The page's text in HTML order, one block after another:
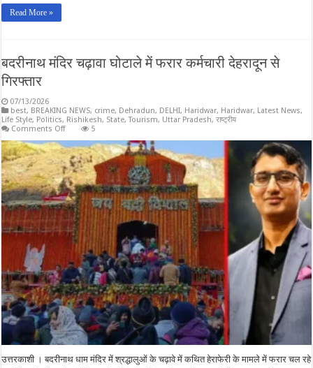
Read More »
बदरीनाथ मंदिर चढ़ावा घोटाले में फरार कर्मचारी देहरादून से
गिरफ्तार
07/13/2026
best, BREAKING NEWS, crime, Dehradun, DELHI, Haridwar, Haridwar, Latest News,
Life Style, Politics, Rishikesh, State,Tourism, Uttar Pradesh,राष्ट्रीय
Comments Offon
मंदिर
चढ़ावा
घोटाले
में
फरार
कर्मचारी
देहरादून
से
गिरफ्तार
5
उत्तरकाशी । बदरीनाथ धाम मंदिर में श्रद्धालुओं के चढ़ावे में कथित हेराफेरी के मामले में फरार चल रहे